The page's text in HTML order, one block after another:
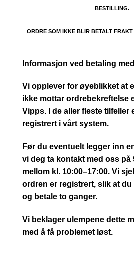
BESTILLING.
ORDRE SOM IKKE BLIR BETALT
Informasjon ved betaling
Vi opplever for øyeblikket at
ikke mottar ordrebekreftelse
Vipps. I de aller fleste tilfeller
registrert i vårt system.
Før du eventuelt legger inn
vi deg ta kontakt med oss på
mellom kl. 10:00–17:00. Vi
ordren er registrert, slik at
og betale to ganger.
Vi beklager ulempene dette
med å få problemet løst.